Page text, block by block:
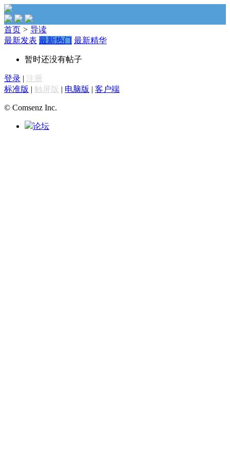
首页 > 导读
最新发表 最新热门 最新精华
暂时还没有帖子
登录 | 注册
标准版 | 触屏版 | 电脑版 | 客户端
© Comsenz Inc.
论坛